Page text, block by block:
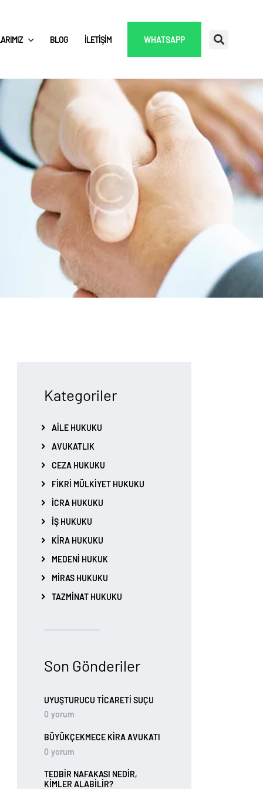
BLOG İLETIŞIM WHATSAPP
Kategoriler
AILE HUKUKU
AVUKATLIK
CEZA HUKUKU
FIKRI MÜLKIYET HUKUKU
İCRA HUKUKU
İŞ HUKUKU
KIRA HUKUKU
MEDENI HUKUK
MIRAS HUKUKU
TAZMINAT HUKUKU
Son Gönderiler
UYUŞTURUCU TİCARETİ SUÇU
0 yorum
BÜYÜKÇEKMECE KIRA AVUKATI
0 yorum
TEDBIR NAFAKASI NEDIR,
KIMLER ALABILIR?